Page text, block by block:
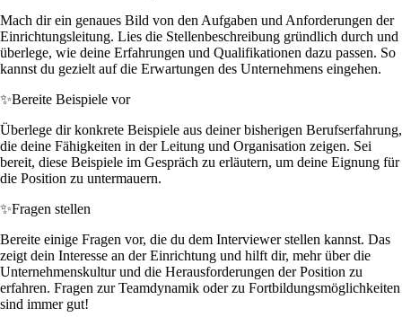
Mach dir ein genaues Bild von den Aufgaben und Anforderungen der
Einrichtungsleitung. Lies die Stellenbeschreibung gründlich durch und
überlege, wie deine Erfahrungen und Qualifikationen dazu passen. So
kannst du gezielt auf die Erwartungen des Unternehmens eingehen.
✨Bereite Beispiele vor
Überlege dir konkrete Beispiele aus deiner bisherigen Berufserfahrung,
die deine Fähigkeiten in der Leitung und Organisation zeigen. Sei
bereit, diese Beispiele im Gespräch zu erläutern, um deine Eignung für
die Position zu untermauern.
✨Fragen stellen
Bereite einige Fragen vor, die du dem Interviewer stellen kannst. Das
zeigt dein Interesse an der Einrichtung und hilft dir, mehr über die
Unternehmenskultur und die Herausforderungen der Position zu
erfahren. Fragen zur Teamdynamik oder zu Fortbildungsmöglichkeiten
sind immer gut!